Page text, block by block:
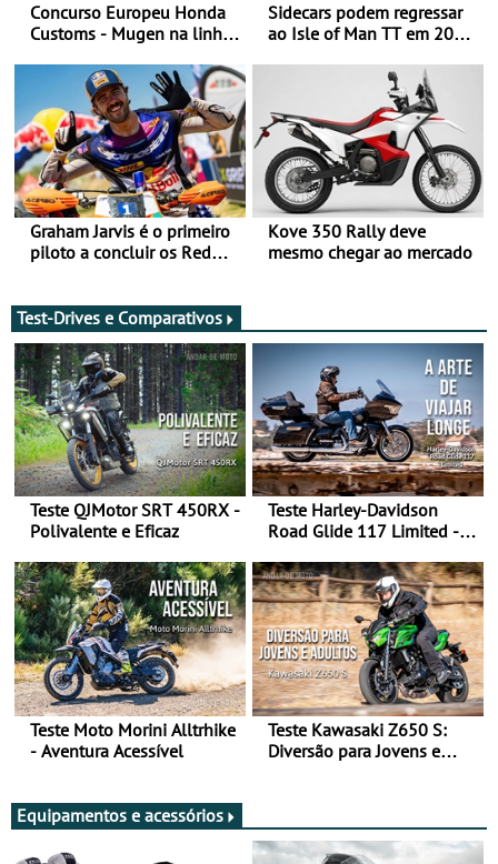
Concurso Europeu Honda
Customs - Mugen na linha
Sidecars podem regressar
ao Isle of Man TT em 2027
Graham Jarvis é o primeiro
piloto a concluir os Red
Kove 350 Rally deve
mesmo chegar ao mercado
Test-Drives e Comparativos
Teste QJMotor SRT 450RX -
Polivalente e Eficaz
Teste Harley-Davidson
Road Glide 117 Limited - A
Teste Moto Morini Alltrhike
- Aventura Acessível
Teste Kawasaki Z650 S:
Diversão para Jovens e
Equipamentos e acessórios